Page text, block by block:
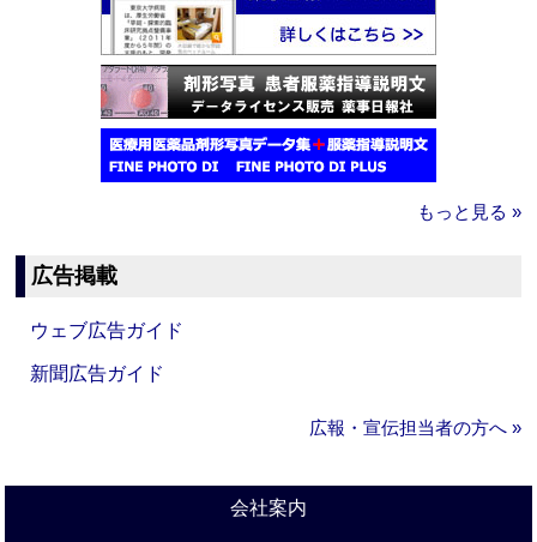
もっと見る »
広告掲載
ウェブ広告ガイド
新聞広告ガイド
広報・宣伝担当者の方へ »
会社案内